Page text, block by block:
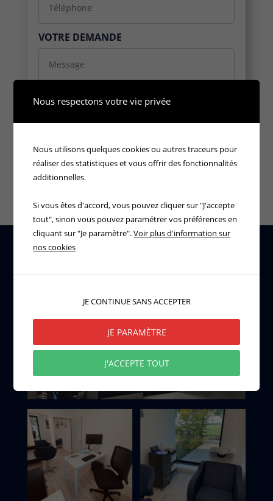
VOTRE DEMANDE
Nous respectons votre vie privée
Nous utilisons quelques cookies ou autres traceurs pour
réaliser des statistiques et vous offrir des fonctionnalités
additionnelles.
Si vous êtes d'accord, vous pouvez cliquer sur "J'accepte
tout", sinon vous pouvez paramétrer vos préférences en
cliquant sur "Je paramètre".Voir plus d'information sur
nos cookies
JE PARAMÈTRE
JE CONTINUE SANS ACCEPTER
J'ACCEPTE TOUT